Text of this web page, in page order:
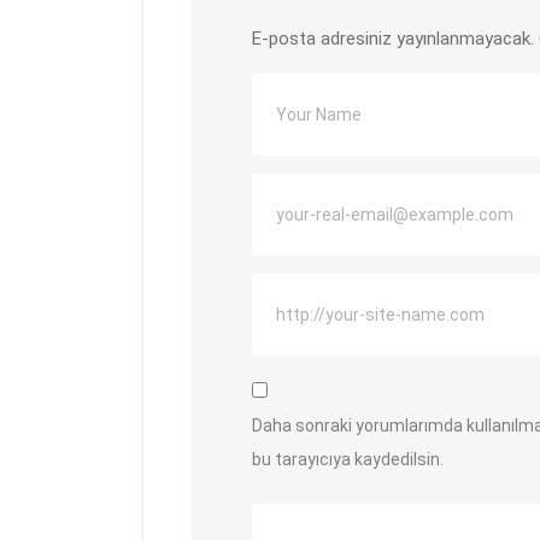
E-posta adresiniz yayınlanmayacak.
Daha sonraki yorumlarımda
bu tarayıcıya kaydedilsin.